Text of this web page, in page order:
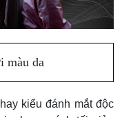
màu da
kiểu đánh mắt độc